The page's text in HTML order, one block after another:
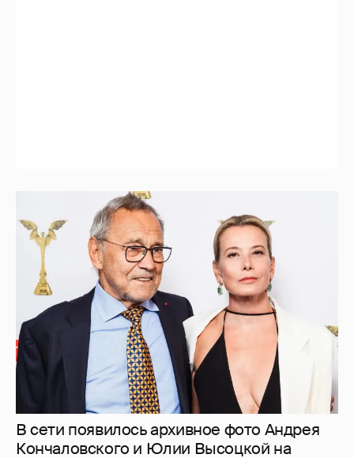
В сети появилось архивное фото Андрея
Кончаловского и Юлии Высоцкой на
отдыхе в Италии
1